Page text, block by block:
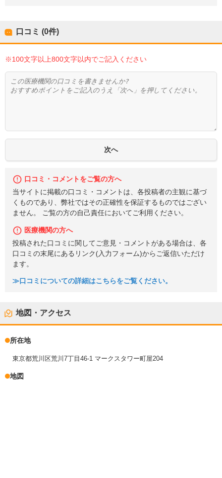
口コミ (0件)
※100文字以上800文字以内でご記入ください
口コミ・コメントをご覧の方へ
当サイトに掲載の口コミ・コメントは、各投稿者の主観に基づ
くものであり、弊社ではその正確性を保証するものではござい
ません。 ご覧の方の自己責任においてご利用ください。
医療機関の方へ
投稿された口コミに関してご意見・コメントがある場合は、各
口コミの末尾にあるリンク(入力フォーム)からご返信いただけ
ます。
≫口コミについての詳細はこちらをご覧ください。
地図・アクセス
所在地
東京都荒川区荒川7丁目46-1 マークスタワー町屋204
地図